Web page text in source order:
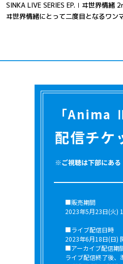
SINKA LIVE SERIES EP.Ⅰヰ世界情緒
ヰ世界情緒にとって二度目となるワン
「Anima
配信チケ
※ご視聴は下部にある
■販売期間
2023年5月23日(火)
■ライブ配信日時
2023年6月18日(日)
■アーカイブ配信期
ライブ配信終了後